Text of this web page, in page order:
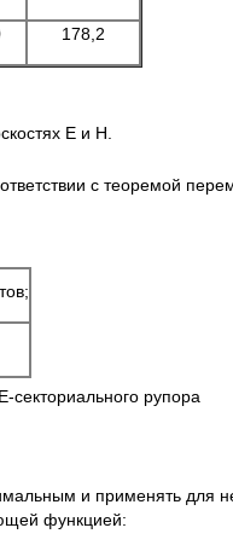
178,2
Е и Н.
с теоремой
рупора
и применять для
функцией: